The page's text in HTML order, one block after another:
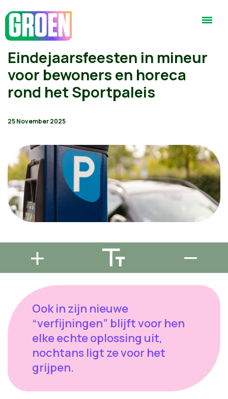
Eindejaarsfeesten in mineur
voor bewoners en horeca
rond het Sportpaleis
25 November 2025
Ook in zijn nieuwe
“verfijningen” blijft voor hen
elke echte oplossing uit,
nochtans ligt ze voor het
grijpen.